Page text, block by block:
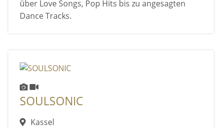
über Love Songs, Pop Hits bis zu angesagten
Dance Tracks.
SOULSONIC
Kassel